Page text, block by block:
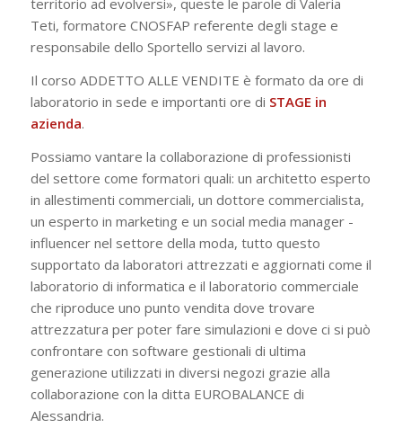
territorio ad evolversi», queste le parole di Valeria
Teti, formatore CNOSFAP referente degli stage e
responsabile dello Sportello servizi al lavoro.
Il corso ADDETTO ALLE VENDITE è formato da ore di
laboratorio in sede e importanti ore di STAGE in
azienda.
Possiamo vantare la collaborazione di professionisti
del settore come formatori quali: un architetto esperto
in allestimenti commerciali, un dottore commercialista,
un esperto in marketing e un social media manager -
influencer nel settore della moda, tutto questo
supportato da laboratori attrezzati e aggiornati come il
laboratorio di informatica e il laboratorio commerciale
che riproduce uno punto vendita dove trovare
attrezzatura per poter fare simulazioni e dove ci si può
confrontare con software gestionali di ultima
generazione utilizzati in diversi negozi grazie alla
collaborazione con la ditta EUROBALANCE di
Alessandria.